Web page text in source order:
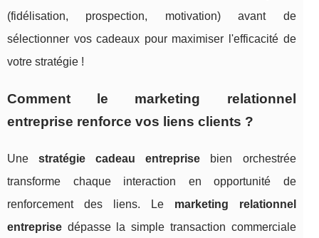
(fidélisation, prospection, motivation) avant de
sélectionner vos cadeaux pour maximiser l'efficacité de
votre stratégie !
Comment le marketing relationnel
entreprise renforce vos liens clients ?
Unestratégie cadeau entreprise bien orchestrée
transforme chaque interaction en opportunité de
renforcement des liens. Le marketing relationnel
entreprise dépasse la simple transaction commerciale